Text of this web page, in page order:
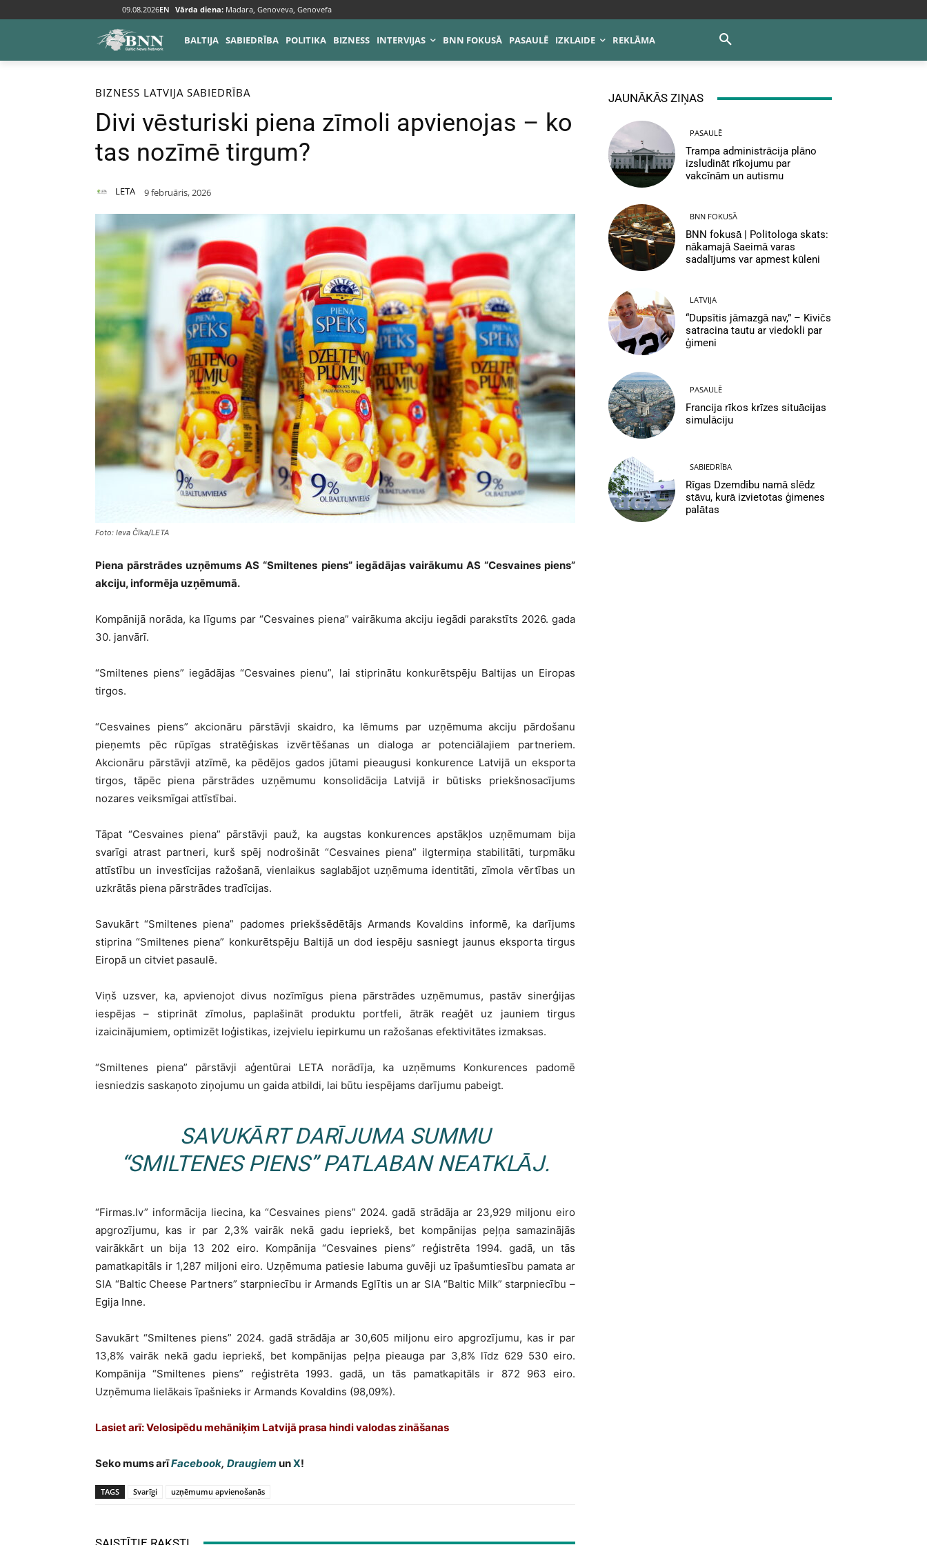
09.08.2026EN Vārda diena: Madara, Genoveva, Genovefa
BALTIJA SABIEDRĪBA POLITIKA BIZNESS INTERVIJAS BNN FOKUSĀ PASAULĒ IZKLAIDE REKLĀMA
Sākums Bizness
BIZNESS LATVIJA SABIEDRĪBA
Divi vēsturiski piena zīmoli apvienojas – ko
tas nozīmē tirgum?
LETA 9 februāris, 2026
Foto: Ieva Čīka/LETA
Piena pārstrādes uzņēmums AS “Smiltenes piens” iegādājas vairākumu AS “Cesvaines piens”
akciju, informēja uzņēmumā.
Kompānijā norāda, ka līgums par “Cesvaines piena” vairākuma akciju iegādi parakstīts 2026. gada
30. janvārī.
“Smiltenes piens” iegādājas “Cesvaines pienu”, lai stiprinātu konkurētspēju Baltijas un Eiropas
tirgos.
“Cesvaines piens” akcionāru pārstāvji skaidro, ka lēmums par uzņēmuma akciju pārdošanu
pieņemts pēc rūpīgas stratēģiskas izvērtēšanas un dialoga ar potenciālajiem partneriem.
Akcionāru pārstāvji atzīmē, ka pēdējos gados jūtami pieaugusi konkurence Latvijā un eksporta
tirgos, tāpēc piena pārstrādes uzņēmumu konsolidācija Latvijā ir būtisks priekšnosacījums
nozares veiksmīgai attīstībai.
Tāpat “Cesvaines piena” pārstāvji pauž, ka augstas konkurences apstākļos uzņēmumam bija
svarīgi atrast partneri, kurš spēj nodrošināt “Cesvaines piena” ilgtermiņa stabilitāti, turpmāku
attīstību un investīcijas ražošanā, vienlaikus saglabājot uzņēmuma identitāti, zīmola vērtības un
uzkrātās piena pārstrādes tradīcijas.
Savukārt “Smiltenes piena” padomes priekšsēdētājs Armands Kovaldins informē, ka darījums
stiprina “Smiltenes piena” konkurētspēju Baltijā un dod iespēju sasniegt jaunus eksporta tirgus
Eiropā un citviet pasaulē.
Viņš uzsver, ka, apvienojot divus nozīmīgus piena pārstrādes uzņēmumus, pastāv sinerģijas
iespējas – stiprināt zīmolus, paplašināt produktu portfeli, ātrāk reaģēt uz jauniem tirgus
izaicinājumiem, optimizēt loģistikas, izejvielu iepirkumu un ražošanas efektivitātes izmaksas.
“Smiltenes piena” pārstāvji aģentūrai LETA norādīja, ka uzņēmums Konkurences padomē
iesniedzis saskaņoto ziņojumu un gaida atbildi, lai būtu iespējams darījumu pabeigt.
SAVUKĀRT DARĪJUMA SUMMU
“SMILTENES PIENS” PATLABAN NEATKLĀJ.
“Firmas.lv” informācija liecina, ka “Cesvaines piens” 2024. gadā strādāja ar 23,929 miljonu eiro
apgrozījumu, kas ir par 2,3% vairāk nekā gadu iepriekš, bet kompānijas peļņa samazinājās
vairākkārt un bija 13 202 eiro. Kompānija “Cesvaines piens” reģistrēta 1994. gadā, un tās
pamatkapitāls ir 1,287 miljoni eiro. Uzņēmuma patiesie labuma guvēji uz īpašumtiesību pamata ar
SIA “Baltic Cheese Partners” starpniecību ir Armands Eglītis un ar SIA “Baltic Milk” starpniecību –
Egija Inne.
Savukārt “Smiltenes piens” 2024. gadā strādāja ar 30,605 miljonu eiro apgrozījumu, kas ir par
13,8% vairāk nekā gadu iepriekš, bet kompānijas peļņa pieauga par 3,8% līdz 629 530 eiro.
Kompānija “Smiltenes piens” reģistrēta 1993. gadā, un tās pamatkapitāls ir 872 963 eiro.
Uzņēmuma lielākais īpašnieks ir Armands Kovaldins (98,09%).
Lasiet arī:Velosipēdu mehāniķim Latvijā prasa hindi valodas zināšanas
Seko mums arīFacebook, Draugiem unX!
TAGS Svarīgi uzņēmumu apvienošanās
JAUNĀKĀS ZIŅAS
PASAULĒ
Trampa administrācija plāno
izsludināt rīkojumu par
vakcīnām un autismu
BNN FOKUSĀ
BNN fokusā | Politologa skats:
nākamajā Saeimā varas
sadalījums var apmest kūleni
LATVIJA
“Dupsītis jāmazgā nav,” – Kivičs
satracina tautu ar viedokli par
ģimeni
PASAULĒ
Francija rīkos krīzes situācijas
simulāciju
SABIEDRĪBA
Rīgas Dzemdību namā slēdz
stāvu, kurā izvietotas ģimenes
palātas